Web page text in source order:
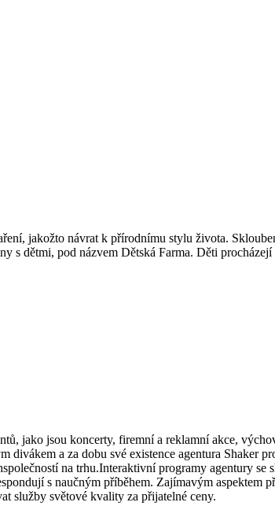
jakožto návrat k přírodnímu stylu života.
s dětmi, pod názvem Dětská Farma. Děti
jako jsou koncerty, firemní a reklamní akce,
a za dobu své existence agentura Shaker
na trhu.Interaktivní programy agentury
s naučným příběhem. Zajímavým aspektem
služby světové kvality za přijatelné ceny.